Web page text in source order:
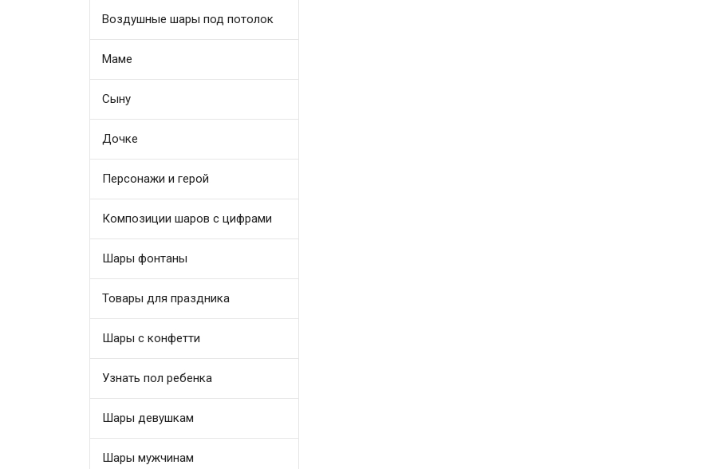
Воздушные шары под потолок
Маме
Сыну
Дочке
Персонажи и герой
Композиции шаров с цифрами
Шары фонтаны
Товары для праздника
Шары с конфетти
Узнать пол ребенка
Шары девушкам
Шары мужчинам